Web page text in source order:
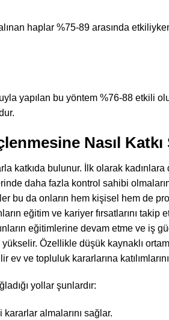
haplar %75-89 arasında
yapılan bu yöntem %76-88 etkili
Nasıl
katkıda bulunur. İlk olarak
daha fazla kontrol sahibi
bu da onların hem kişisel hem de
eğitim ve kariyer fırsatlarını takip
eğitimlerine devam etme ve iş
Özellikle düşük kaynaklı
ve topluluk kararlarına
yollar şunlardır:
kararlar almalarını sağlar.